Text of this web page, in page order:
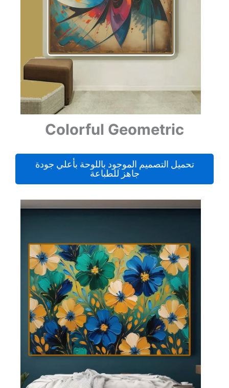
Colorful Geometric
تحميل التصميم الموجود باللوحة بأعلي جودة
جاهز للطباعة